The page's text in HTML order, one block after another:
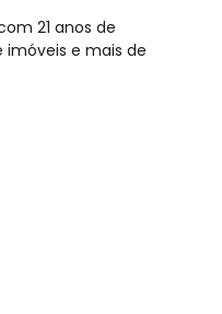
21 anos de
imóveis e mais de